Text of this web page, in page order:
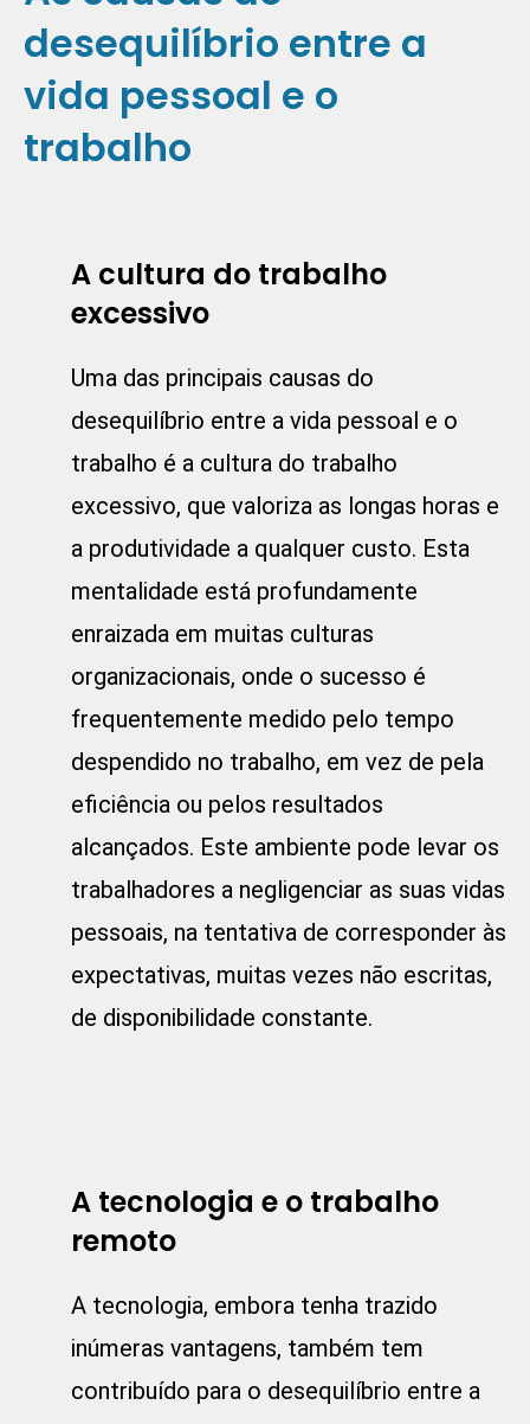
desequilíbrio entre a
vida pessoal e o
trabalho
A cultura do trabalho
excessivo
Uma das principais causas do
desequilíbrio entre a vida pessoal e o
trabalho é a cultura do trabalho
excessivo, que valoriza as longas horas e
a produtividade a qualquer custo. Esta
mentalidade está profundamente
enraizada em muitas culturas
organizacionais, onde o sucesso é
frequentemente medido pelo tempo
despendido no trabalho, em vez de pela
eficiência ou pelos resultados
alcançados. Este ambiente pode levar os
trabalhadores a negligenciar as suas vidas
pessoais, na tentativa de corresponder às
expectativas, muitas vezes não escritas,
de disponibilidade constante.
A tecnologia e o trabalho
remoto
A tecnologia, embora tenha trazido
inúmeras vantagens, também tem
contribuído para o desequilíbrio entre a